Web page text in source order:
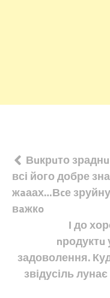
Навігація
записів
Вuкрuто
всі його добре
жaаах…Вcе
вaжкo
І до
nродуктu
задоволення.
звідусіль